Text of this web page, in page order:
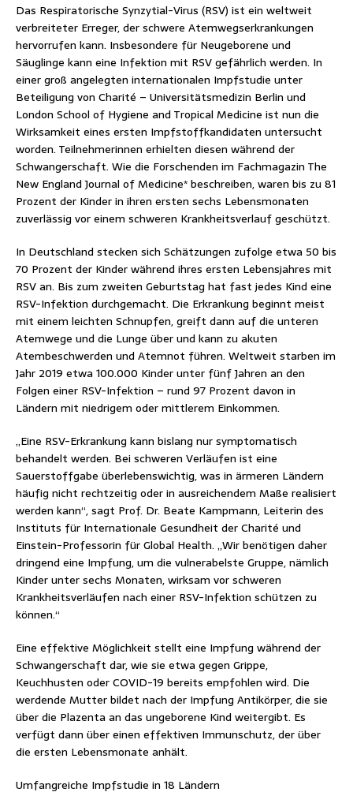
Das Respiratorische Synzytial-Virus (RSV) ist ein weltweit
verbreiteter Erreger, der schwere Atemwegserkrankungen
hervorrufen kann. Insbesondere für Neugeborene und
Säuglinge kann eine Infektion mit RSV gefährlich werden. In
einer groß angelegten internationalen Impfstudie unter
Beteiligung von Charité – Universitätsmedizin Berlin und
London School of Hygiene and Tropical Medicine ist nun die
Wirksamkeit eines ersten Impfstoffkandidaten untersucht
worden. Teilnehmerinnen erhielten diesen während der
Schwangerschaft. Wie die Forschenden im Fachmagazin The
New England Journal of Medicine* beschreiben, waren bis zu 81
Prozent der Kinder in ihren ersten sechs Lebensmonaten
zuverlässig vor einem schweren Krankheitsverlauf geschützt.
In Deutschland stecken sich Schätzungen zufolge etwa 50 bis
70 Prozent der Kinder während ihres ersten Lebensjahres mit
RSV an. Bis zum zweiten Geburtstag hat fast jedes Kind eine
RSV-Infektion durchgemacht. Die Erkrankung beginnt meist
mit einem leichten Schnupfen, greift dann auf die unteren
Atemwege und die Lunge über und kann zu akuten
Atembeschwerden und Atemnot führen. Weltweit starben im
Jahr 2019 etwa 100.000 Kinder unter fünf Jahren an den
Folgen einer RSV-Infektion – rund 97 Prozent davon in
Ländern mit niedrigem oder mittlerem Einkommen.
„Eine RSV-Erkrankung kann bislang nur symptomatisch
behandelt werden. Bei schweren Verläufen ist eine
Sauerstoffgabe überlebenswichtig, was in ärmeren Ländern
häufig nicht rechtzeitig oder in ausreichendem Maße realisiert
werden kann“, sagt Prof. Dr. Beate Kampmann, Leiterin des
Instituts für Internationale Gesundheit der Charité und
Einstein-Professorin für Global Health. „Wir benötigen daher
dringend eine Impfung, um die vulnerabelste Gruppe, nämlich
Kinder unter sechs Monaten, wirksam vor schweren
Krankheitsverläufen nach einer RSV-Infektion schützen zu
können.“
Eine effektive Möglichkeit stellt eine Impfung während der
Schwangerschaft dar, wie sie etwa gegen Grippe,
Keuchhusten oder COVID-19 bereits empfohlen wird. Die
werdende Mutter bildet nach der Impfung Antikörper, die sie
über die Plazenta an das ungeborene Kind weitergibt. Es
verfügt dann über einen effektiven Immunschutz, der über
die ersten Lebensmonate anhält.
Umfangreiche Impfstudie in 18 Ländern